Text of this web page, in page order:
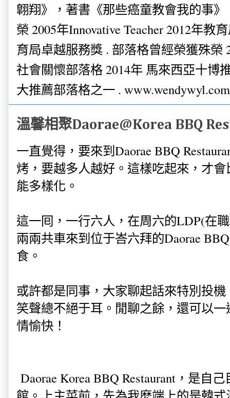
翺翔》，著書《那些癌童教會我的事
榮 2005年Innovative Teacher 2012年教
育局卓越服務獎 . 部落格曾經榮獲殊榮
社會關懷部落格 2014年 馬來西亞十博
大推薦部落格之一 . www.wendywyl.com
溫馨相聚Daorae@Korea BBQ
一直覺得，要來到Daorae BBQ
烤，要越多人越好。這樣吃起來，才
能多樣化。
這一囘，一行六人，在周六的LDP(在
兩兩共車來到位于峇六拜的Daorae
食。
或許都是同事，大家聊起話來特別投
笑聲總不絕于耳。閒聊之餘，還可以
情愉快！
Daorae Korea BBQ Restaurant，是自